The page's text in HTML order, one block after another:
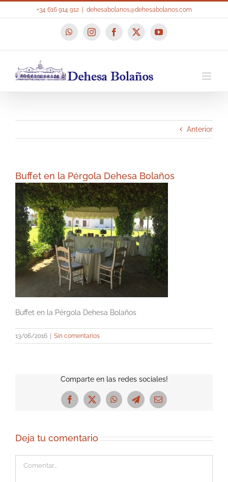
+34 616 914 912 dehesabolanos@dehesabolanos.com
WhatsAppInstagramFacebook
X YouTube
Anterior
Buffet en la Pérgola Dehesa Bolaños
Buffet en la Pérgola Dehesa Bolaños
13/06/2016 Sin comentarios
Comparte en las redes sociales!
Facebook
X WhatsAppTelegramCorreo
Deja tu comentario